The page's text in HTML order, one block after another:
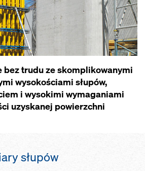
bez trudu ze skomplikowanymi
wysokościami słupów,
i wysokimi wymaganiami
uzyskanej powierzchni
słupów